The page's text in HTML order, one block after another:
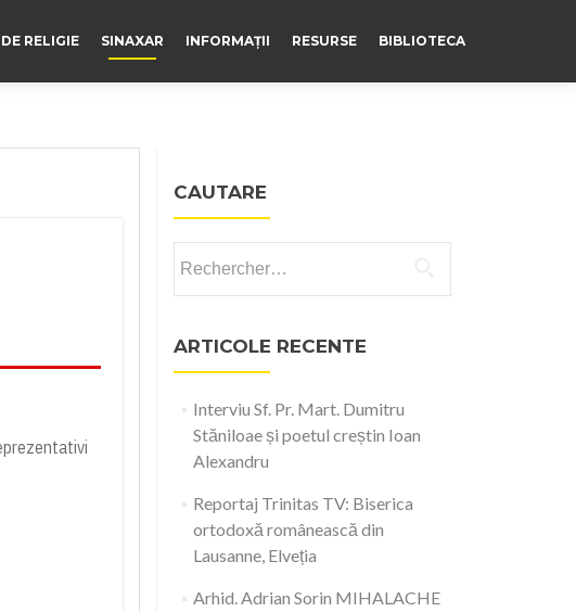
RELIGIE SINAXAR INFORMAȚII RESURSE BIBLIOTECA
CAUTARE
ARTICOLE RECENTE
Interviu Sf. Pr. Mart. Dumitru
Stăniloae și poetul creștin Ioan
Alexandru
Reportaj Trinitas TV: Biserica
ortodoxă românească din
Lausanne, Elveția
Arhid. Adrian Sorin MIHALACHE